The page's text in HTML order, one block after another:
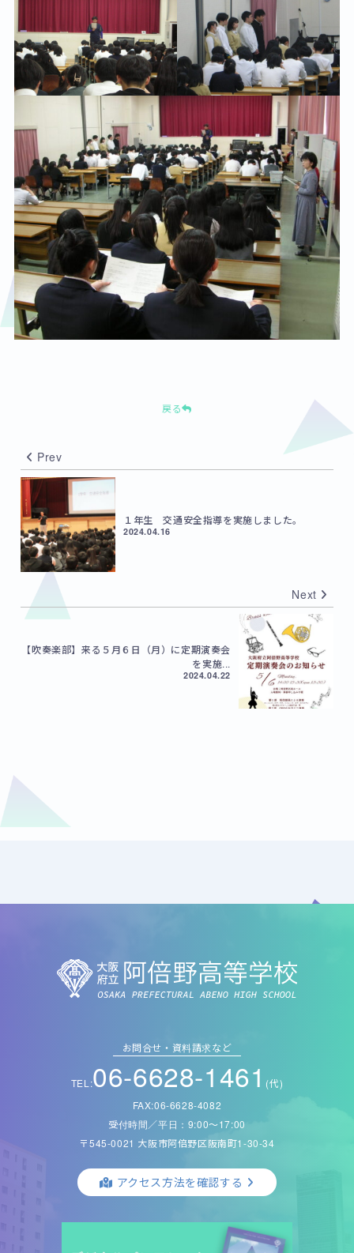
戻る
Prev
１年生 交通安全指導を実施しました。
2024.04.16
Next
【吹奏楽部】来る５月６日（月）に定期演奏会
を実施...
2024.04.22
お問合せ・資料請求など
TEL:06-6628-1461 (代)
FAX:06-6628-4082
受付時間／平日：9:00〜17:00
〒545-0021 大阪市阿倍野区阪南町1-30-34
アクセス方法を確認する